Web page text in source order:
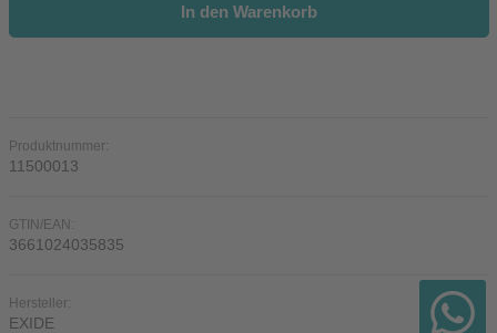
In den Warenkorb
Produktnummer:
11500013
GTIN/EAN:
3661024035835
Hersteller:
EXIDE